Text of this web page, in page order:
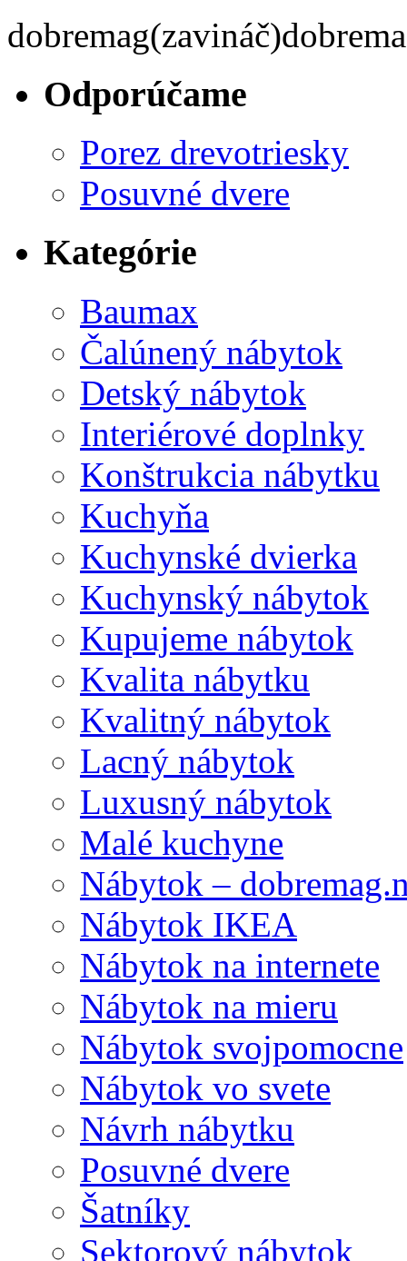
Odporúčame
Porez drevotriesky
Posuvné dvere
Kategórie
Baumax
Čalúnený nábytok
Detský nábytok
Interiérové doplnky
Konštrukcia nábytku
Kuchyňa
Kuchynské dvierka
Kuchynský nábytok
Kupujeme nábytok
Kvalita nábytku
Kvalitný nábytok
Lacný nábytok
Luxusný nábytok
Malé kuchyne
Nábytok –
Nábytok IKEA
Nábytok na internete
Nábytok na mieru
Nábytok svojpomocne
Nábytok vo svete
Návrh nábytku
Posuvné dvere
Šatníky
Sektorový nábytok